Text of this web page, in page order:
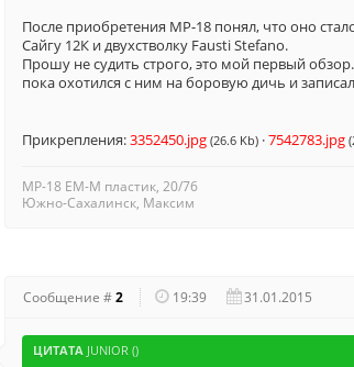
После приобретения МР-18 понял, что оно
Сайгу 12К и двухстволку Fausti Stefano.
Прошу не судить строго, это мой первый
пока охотился с ним на боровую дичь и
Прикрепления:3352450.jpg (26.6 Kb) ·7542783.jpg
МР-18 ЕМ-М пластик, 20/76
Южно-Сахалинск, Максим
Сообщение #2 19:39 31.01.2015
ЦИТАТА JUNIOR ()